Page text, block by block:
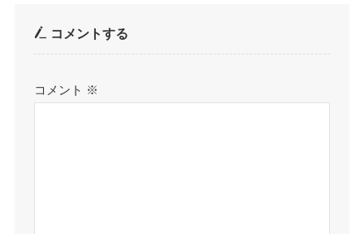
コメントする
コメント ※